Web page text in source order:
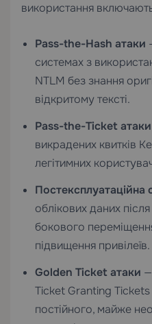
використання
Pass-the-Hash атаки
системах з
NTLM без знання
відкритому тексті.
Pass-the-Ticket атаки
викрадених квитків
легітимних
Постексплуатаційна
облікових даних
бокового
підвищення привілеїв.
Golden Ticket атаки
Ticket Granting
постійного, майже